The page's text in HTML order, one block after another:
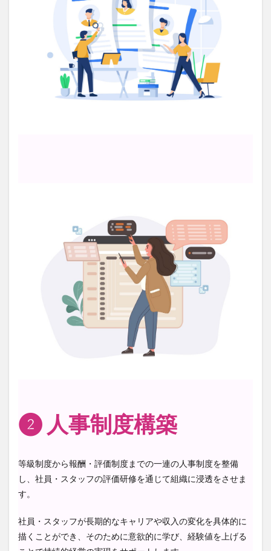
❷ 人事制度構築
等級制度から報酬・評価制度までの一連の人事制度を整備
し、社員・スタッフの評価研修を通じて組織に浸透をさせま
す。
社員・スタッフが長期的なキャリアや収入の変化を具体的に
描くことができ、そのために意欲的に学び、経験値を上げる